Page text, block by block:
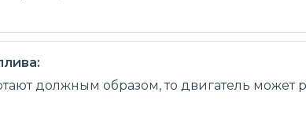
должным образом, то двигатель может